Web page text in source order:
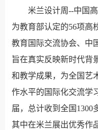
米兰设计周--中国
为教育部认定的56项高
教育国际交流协会、中
旨在真实反映新时代背
和教学成果，为全国艺
作水平的国际化交流学
届，总计收到全国1300
其中在米兰展出优秀作